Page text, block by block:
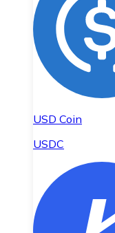
USD Coin
USDC